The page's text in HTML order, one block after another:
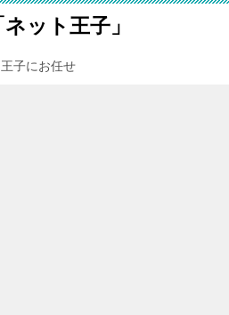
ット王子」
子にお任せ